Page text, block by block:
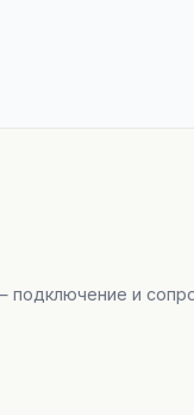
подключение и